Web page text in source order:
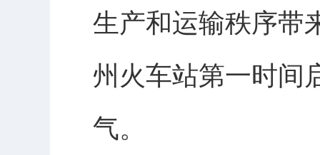
生产和运输秩序带
州火车站第一时间
气。